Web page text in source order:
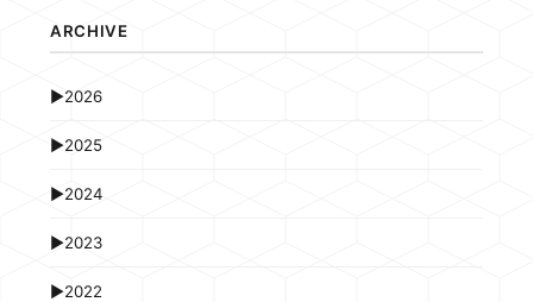
ARCHIVE
►2026
►2025
►2024
►2023
►2022